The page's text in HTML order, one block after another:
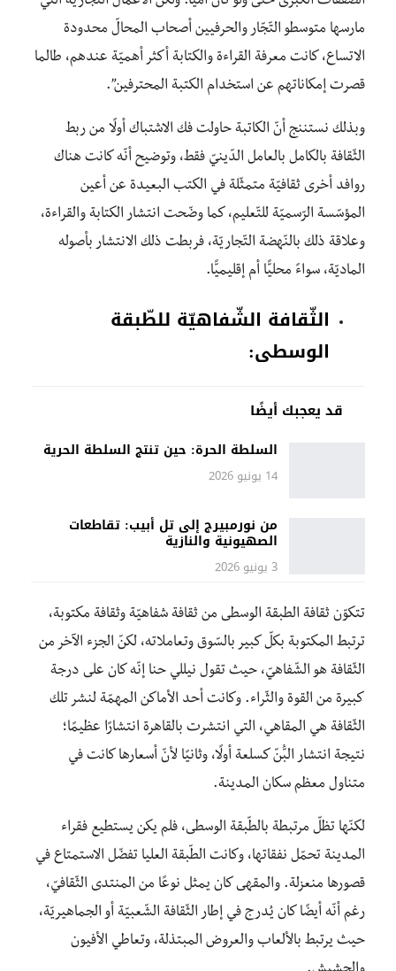
مارسها متوسطو التّجّار والحرفيين أصحاب المحالّ محدودة
الاتساع، كانت معرفة القراءة والكتابة أكثر أهميّة عندهم، طالما
قصرت إمكاناتهم عن استخدام الكتبة المحترفين”.
وبذلك نستننج أنّ الكاتبة حاولت فك الاشتباك أولًا من ربط
الثّقافة بالكامل بالعامل الدّينيّ فقط، وتوضيح أنّه كانت هناك
روافد أخرى ثقافيّة متمثّلة في الكتب البعيدة عن أعين
المؤسّسة الرّسميّة للتّعليم، كما وضّحت انتشار الكتابة والقراءة،
وعلاقة ذلك بالنّهضة التّجاريّة، فربطت ذلك الانتشار بأصوله
الماديّة، سواءً محليًّا أم إقليميًّا.
الثّقافة الشّفاهيّة للطّبقة
الوسطى:
قد يعجبك أيضًا
السلطة الحرة: حين تنتج السلطة الحرية
14 يونيو 2026
من نورمبيرج إلى تل أبيب: تقاطعات
الصهيونية والنازية
3 يونيو 2026
تتكوّن ثقافة الطبقة الوسطى من ثقافة شفاهيّة وثقافة مكتوبة،
ترتبط المكتوبة بكلّ كبير بالسّوق وتعاملاته، لكنّ الجزء الآخر من
الثّقافة هو الشّفاهيّ، حيث تقول نيللي حنا إنّه كان على درجة
كبيرة من القوة والثّراء. وكانت أحد الأماكن المهمّة لنشر تلك
الثّقافة هي المقاهي، التي انتشرت بالقاهرة انتشارًا عظيمًا؛
نتيجة انتشار البُّنّ كسلعة أولًا، وثانيًا لأنّ أسعارها كانت في
متناول معظم سكان المدينة.
لكنّها تظلّ مرتبطة بالطّبقة الوسطى، فلم يكن يستطيع فقراء
المدينة تحمّل نفقاتها، وكانت الطّبقة العليا تفضّل الاستمتاع في
قصورها منعزلة. والمقهى كان يمثل نوعًا من المنتدى الثّقافيّ،
رغم أنّه أيضًا كان يُدرج في إطار الثّقافة الشّعبيّة أو الجماهيريّة،
حيث يرتبط بالألعاب والعروض المبتذلة، وتعاطي الأفيون